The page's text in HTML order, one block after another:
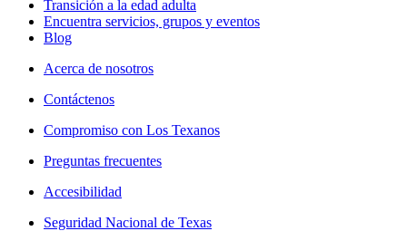
Transición a la edad adulta
Encuentra servicios, grupos y eventos
Blog
Acerca de nosotros
Contáctenos
Compromiso con Los Texanos
Preguntas frecuentes
Accesibilidad
Seguridad Nacional de Texas